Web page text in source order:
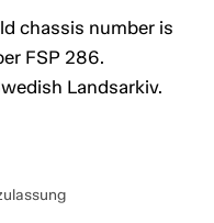
chassis number is
FSP 286.
Landsarkiv.